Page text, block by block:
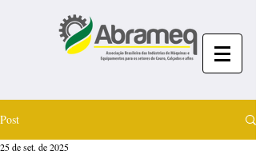
Post
25 de set. de 2025